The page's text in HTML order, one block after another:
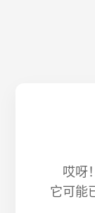
哎呀
它可能